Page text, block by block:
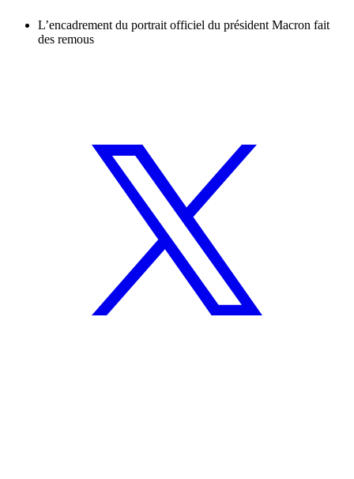
L’encadrement du portrait officiel du président Macron fait
des remous